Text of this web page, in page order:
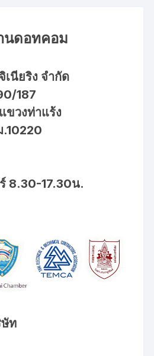
นดอทคอม
เนียริง จำกัด
187
ขวงท่าแร้ง
.10220
8.30-17.30น.
ท